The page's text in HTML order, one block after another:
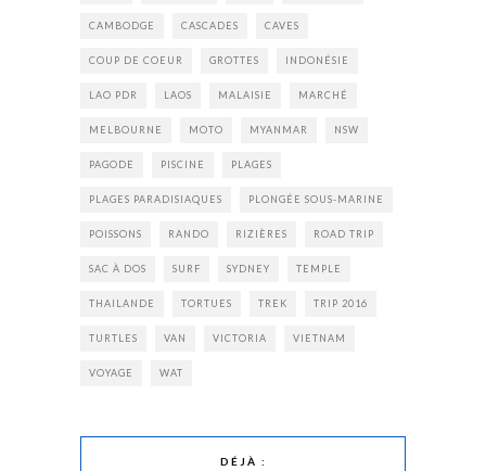
CAMBODGE CASCADES CAVES
COUP DE COEUR GROTTES INDONÉSIE
LAO PDR LAOS MALAISIE MARCHÉ
MELBOURNE MOTO MYANMAR NSW
PAGODE PISCINE PLAGES
PLAGES PARADISIAQUES PLONGÉE SOUS-MARINE
POISSONS RANDO RIZIÈRES ROAD TRIP
SAC À DOS SURF SYDNEY TEMPLE
THAILANDE TORTUES TREK TRIP 2016
TURTLES VAN VICTORIA VIETNAM
VOYAGE WAT
DÉJÀ :